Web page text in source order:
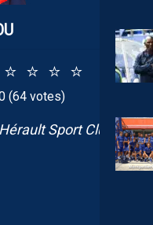
Sport Club